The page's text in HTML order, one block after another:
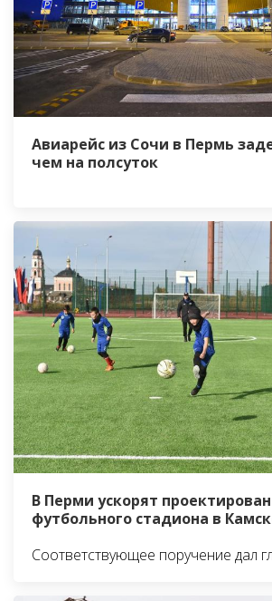
Авиарейс из Сочи в Пермь
чем на полсуток
В Перми ускорят
футбольного стадиона в
Соответствующее поручение дал